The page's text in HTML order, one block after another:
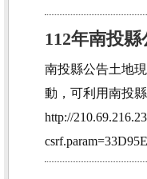
112年南投
南投縣公告土地
動，可利用南投
http://